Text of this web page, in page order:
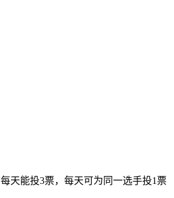
天能投3票，每天可为同一选手投1票